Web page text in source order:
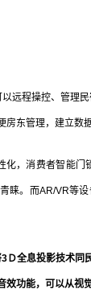
程操控、管理民
东管理，建立数据
，消费者智能门
睐。而AR/VR等
全息投影技术同
功能，可以从视